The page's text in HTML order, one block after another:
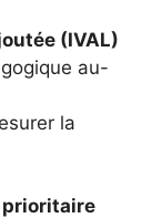
(IVAL)
au-
la
prioritaire